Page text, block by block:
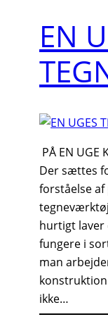
EN
PÅ EN UGE
Der sættes
forståelse
hurtigt laver
fungere i
man
ikke…